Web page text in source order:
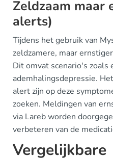
Zeldzaam maar
alerts)
Tijdens het gebruik van
zeldzamere, maar
Dit omvat scenario's
ademhalingsdepressie.
alert zijn op deze
zoeken. Meldingen van
via Lareb worden
verbeteren van de
Vergelijkbare